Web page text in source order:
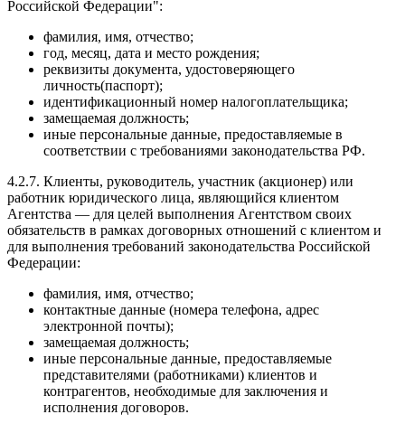
Российской Федерации":
фамилия, имя, отчество;
год, месяц, дата и место рождения;
реквизиты документа, удостоверяющего
личность(паспорт);
идентификационный номер налогоплательщика;
замещаемая должность;
иные персональные данные, предоставляемые в
соответствии с требованиями законодательства РФ.
4.2.7. Клиенты, руководитель, участник (акционер) или
работник юридического лица, являющийся клиентом
Агентства — для целей выполнения Агентством своих
обязательств в рамках договорных отношений с клиентом и
для выполнения требований законодательства Российской
Федерации:
фамилия, имя, отчество;
контактные данные (номера телефона, адрес
электронной почты);
замещаемая должность;
иные персональные данные, предоставляемые
представителями (работниками) клиентов и
контрагентов, необходимые для заключения и
исполнения договоров.